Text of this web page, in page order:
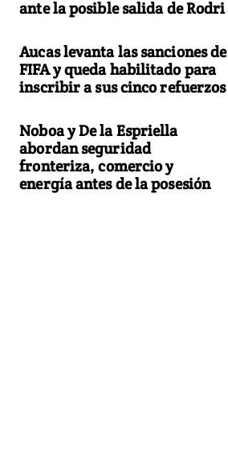
ante la posible salida de Rodri
Aucas levanta las sanciones de
FIFA y queda habilitado para
inscribir a sus cinco refuerzos
Noboa y De la Espriella
abordan seguridad
fronteriza, comercio y
energía antes de la posesión